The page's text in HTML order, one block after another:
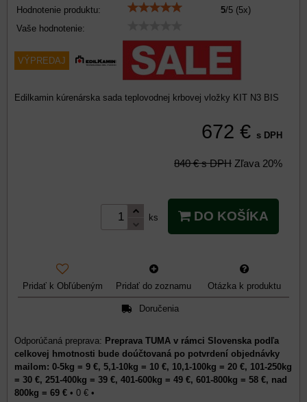
Hodnotenie produktu: 5/5 (5x)
Vaše hodnotenie:
VÝPREDAJ
Edilkamin kúrenárska sada teplovodnej krbovej vložky KIT N3 BIS
672 € s DPH
840 € s DPH Zľava 20%
ks DO KOŠÍKA
Pridať k Obľúbeným Pridať do zoznamu Otázka k produktu
Doručenia
Preprava TUMA v rámci Slovenska podľa
celkovej hmotnosti bude doúčtovaná po potvrdení objednávky
mailom: 0-5kg = 9 €, 5,1-10kg = 10 €, 10,1-100kg = 20 €, 101-250kg
= 30 €, 251-400kg = 39 €, 401-600kg = 49 €, 601-800kg = 58 €, nad
800kg = 69 € • 0 € •